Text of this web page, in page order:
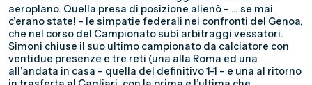
aeroplano. Quella presa di posizione alienò – … se mai
c’erano state! – le simpatie federali nei confronti del Genoa,
che nel corso del Campionato subì arbitraggi vessatori.
Simoni chiuse il suo ultimo campionato da calciatore con
ventidue presenze e tre reti (una alla Roma ed una
all’andata in casa – quella del definitivo 1-1 – e una al ritorno